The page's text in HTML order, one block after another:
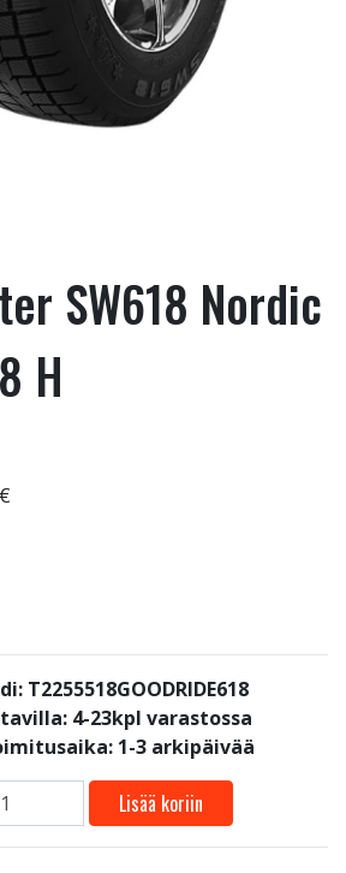
SW618 Nordic
H
T2255518GOODRIDE618
4-23kpl varastossa
1-3 arkipäivää
Lisää koriin